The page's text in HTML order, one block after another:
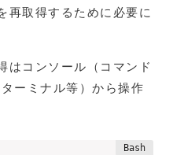
再取得するために必要に
はコンソール（コマンド
ーミナル等）から操作